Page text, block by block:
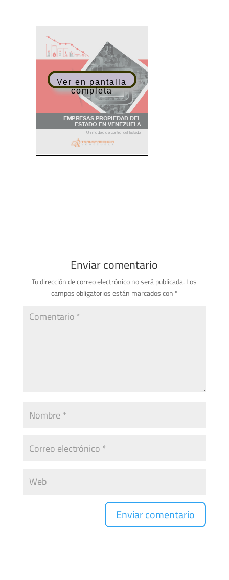
Ver en pantalla
completa
Enviar comentario
Tu dirección de correo electrónico no será publicada. Los
campos obligatorios están marcados con *